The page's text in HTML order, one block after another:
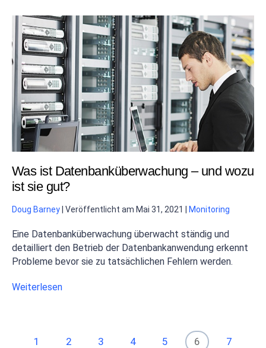
Was ist Datenbanküberwachung – und wozu
ist sie gut?
Doug Barney Veröffentlicht am Mai 31, 2021 Monitoring
Eine Datenbanküberwachung überwacht ständig und
detailliert den Betrieb der Datenbankanwendung erkennt
Probleme bevor sie zu tatsächlichen Fehlern werden.
Weiterlesen
1 2 3 4 5 6
7